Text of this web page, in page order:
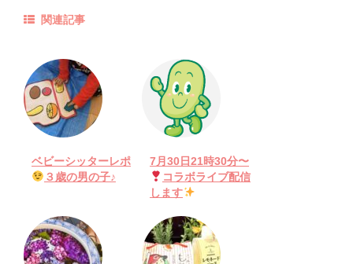
関連記事
ベビーシッターレポ
３歳の男の子♪
7月30日21時30分〜
コラボライブ配信
します